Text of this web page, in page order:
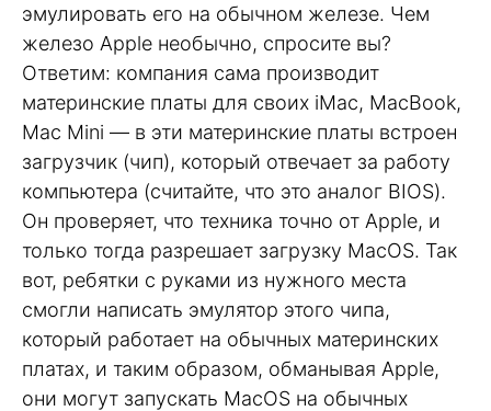
эмулировать его на обычном железе. Чем
железо Apple необычно, спросите вы?
Ответим: компания сама производит
материнские платы для своих iMac, MacBook,
Mac Mini — в эти материнские платы встроен
загрузчик (чип), который отвечает за работу
компьютера (считайте, что это аналог BIOS).
Он проверяет, что техника точно от Apple, и
только тогда разрешает загрузку MacOS. Так
вот, ребятки с руками из нужного места
смогли написать эмулятор этого чипа,
который работает на обычных материнских
платах, и таким образом, обманывая Apple,
они могут запускать MacOS на обычных